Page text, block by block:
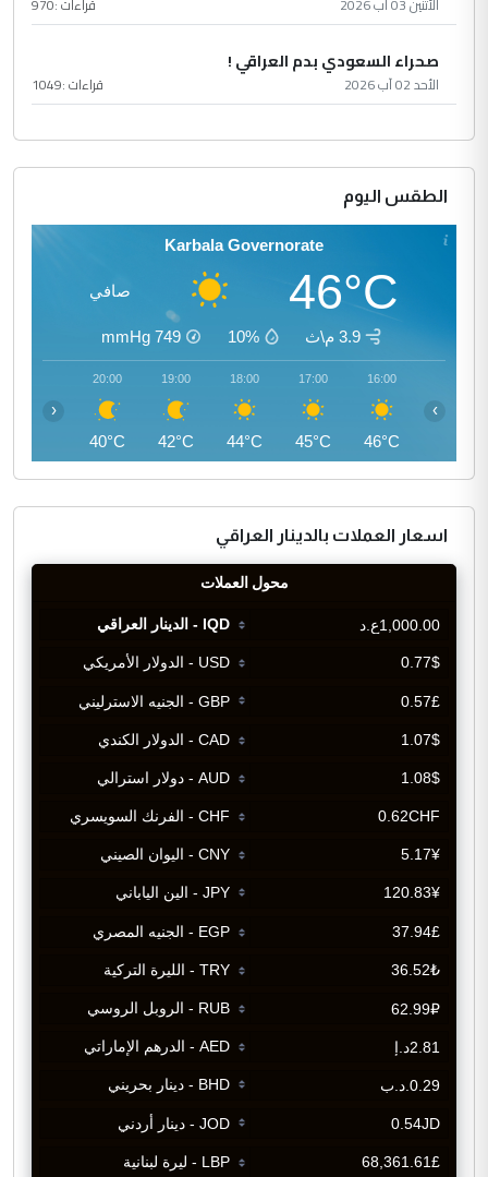
صحراء السعودي بدم العراقي !
الأحد 02 آب 2026 قراءات :1049
الطقس اليوم
Karbala Governorate
46°C صافي
3.9 م\ث 10%
749
mmHg
16:00
46°C
17:00
45°C
18:00
44°C
19:00
42°C
20:00
40°C
‹ ›
اسعار العملات بالدينار العراقي